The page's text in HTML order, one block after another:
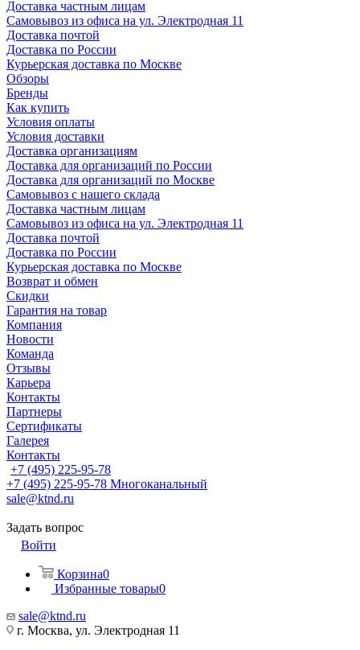
Доставка частным лицам
Самовывоз из офиса на ул. Электродная 11
Доставка почтой
Доставка по России
Курьерская доставка по Москве
Обзоры
Бренды
Как купить
Условия оплаты
Условия доставки
Доставка организациям
Доставка для организаций по России
Доставка для организаций по Москве
Самовывоз с нашего склада
Доставка частным лицам
Самовывоз из офиса на ул. Электродная 11
Доставка почтой
Доставка по России
Курьерская доставка по Москве
Возврат и обмен
Скидки
Гарантия на товар
Компания
Новости
Команда
Отзывы
Карьера
Контакты
Партнеры
Сертификаты
Галерея
Контакты
+7 (495) 225-95-78
+7 (495) 225-95-78 Многоканальный
sale@ktnd.ru
Задать вопрос
Войти
Корзина0
Избранные товары0
sale@ktnd.ru
г. Москва, ул. Электродная 11